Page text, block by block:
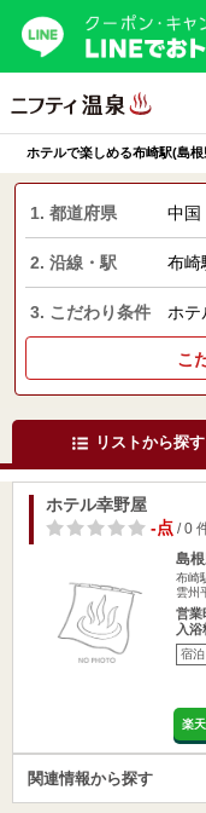
ホテルで楽しめる布崎駅(島
1. 都道府県 中国
2. 沿線・駅 布崎
3. こだわり条件 ホテ
こ
リストから探す
ホテル幸野屋
-点/ 0
島
布崎
雲州
営業
入浴
宿泊
楽
関連情報から探す